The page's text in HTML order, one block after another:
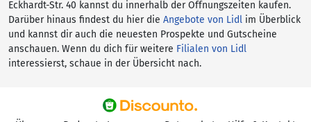
Eckhardt-Str. 40 kannst du innerhalb der Öffnungszeiten kaufen.
Darüber hinaus findest du hier die Angebote von Lidl im Überblick
und kannst dir auch die neuesten Prospekte und Gutscheine
anschauen. Wenn du dich für weitere Filialen von Lidl
interessierst, schaue in der Übersicht nach.